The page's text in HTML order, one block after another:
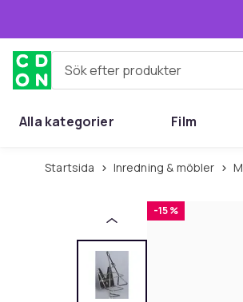
Sök efter produkter
Alla kategorier Film
Startsida Inredning & möbler
-15 %